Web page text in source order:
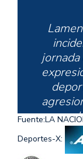
Fuente:LA
Deportes-X: